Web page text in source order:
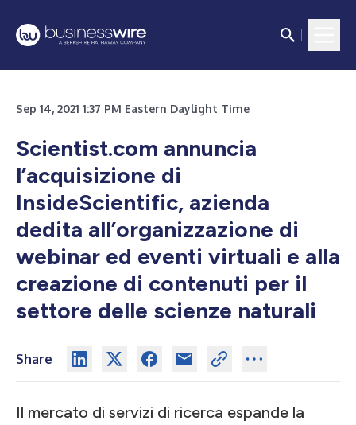
Sep 14, 2021 1:37 PM Eastern Daylight Time
Scientist.com annuncia
l’acquisizione di
InsideScientific, azienda
dedita all’organizzazione di
webinar ed eventi virtuali e alla
creazione di contenuti per il
settore delle scienze naturali
Share
Il mercato di servizi di ricerca espande la